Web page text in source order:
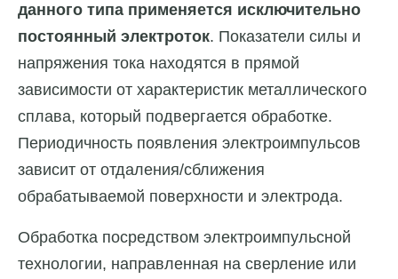
данного типа применяется исключительно
постоянный электроток. Показатели силы и
напряжения тока находятся в прямой
зависимости от характеристик металлического
сплава, который подвергается обработке.
Периодичность появления электроимпульсов
зависит от отдаления/сближения
обрабатываемой поверхности и электрода.
Обработка посредством электроимпульсной
технологии, направленная на сверление или